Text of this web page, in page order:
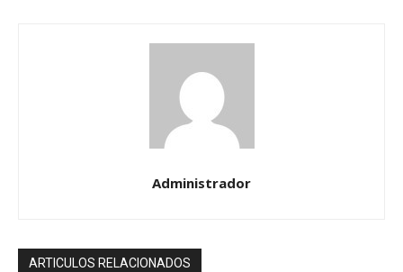
Administrador
ARTICULOS RELACIONADOS